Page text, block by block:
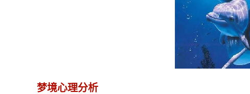
梦境心理分析